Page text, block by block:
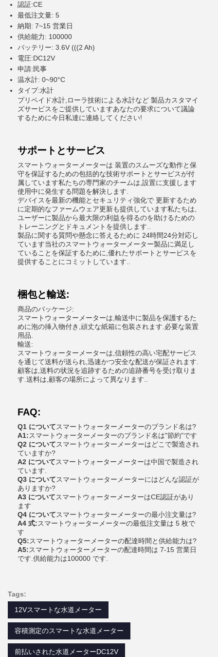
認証:CE
最低注文量: 5
納期: 7~15 営業日
供給能力: 100000
バッテリー: 3.6V (((2 Ah)
電圧:DC12V
申請:民事
温水計: 0~90°C
タイプ:水計
プリペイド水計,ローラ技術による水計など 製品カスタマイ
ズサービスをご提供していますあなたの要求について議論
するために今日私達に連絡してください!
サポートとサービス
スマートウォーターメーターは 装置のスムーズな動作と保
守を保証するための包括的な技術サポートとサービスが付
属しています私たちの専門家のチームは,設置に支援します
使用中に発生する問題を解決します.
デバイスを最新の機能とセキュリティ強化で 更新するため
に定期的なファームウェア更新も提供しています私たちは,
ユーザーに製品から最大限の利益を得るのを助けるための
トレーニングとドキュメントを提供します..
製品に関する質問や懸念に答えるために 24時間24分対応し
ています当社のスマートウォーターメーター製品に満足し
ていることを保証するために,優れたサポートとサービスを
提供することにコミットしています..
梱包と輸送:
商品のパッケージ:
スマートウォーターメーターは,輸送中に製品を保護するた
めに泡の挿入物付き,頑丈な紙箱に包装されます.必要な装置
用品.
輸送:
スマートウォーターメーターは,信頼性の高い宅配サービス
を通じて送料が送られ,迅速かつ安全な配送が保証されます.
顧客は,送料の状況を追跡するための追跡番号を受け取りま
す.送料は,顧客の場所によって異なります..
FAQ:
Q1 についてスマートウォーターメーターのブランド名は?
A1:スマートウォーターメーターのブランド名は"節約"です
Q2 についてスマートウォーターメーターはどこで製造され
ていますか?
A2 についてスマートウォーターメーターは中国で製造され
ています.
Q3 についてスマートウォーターメーターにはどんな認証が
ありますか?
A3 についてスマートウォーターメーターはCE認証があり
ます
Q4 についてスマートウォーターメーターの最小注文量は?
A4 式:スマートウォーターメーターの最低注文量は 5 枚で
す
Q5:スマートウォーターメーターの配達時間と供給能力は?
A5:スマートウォーターメーターの配達時間は 7-15 営業日
です.供給能力は100000 です.
Tags:
12Vスマートな水道メーター
容積測定のスマートな水道メーター
前払いされた水道メーターDC12V